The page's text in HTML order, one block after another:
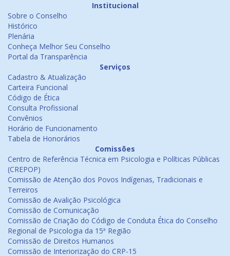
Institucional
Sobre o Conselho
Histórico
Plenária
Conheça Melhor Seu Conselho
Portal da Transparência
Serviços
Cadastro & Atualização
Carteira Funcional
Código de Ética
Consulta Profissional
Convênios
Horário de Funcionamento
Tabela de Honorários
Comissões
Centro de Referência Técnica em Psicologia e Políticas Públicas
(CREPOP)
Comissão de Atenção dos Povos Indígenas, Tradicionais e
Terreiros
Comissão de Avalição Psicológica
Comissão de Comunicação
Comissão de Criação do Código de Conduta Ética do Conselho
Regional de Psicologia da 15ª Região
Comissão de Direitos Humanos
Comissão de Interiorização do CRP-15